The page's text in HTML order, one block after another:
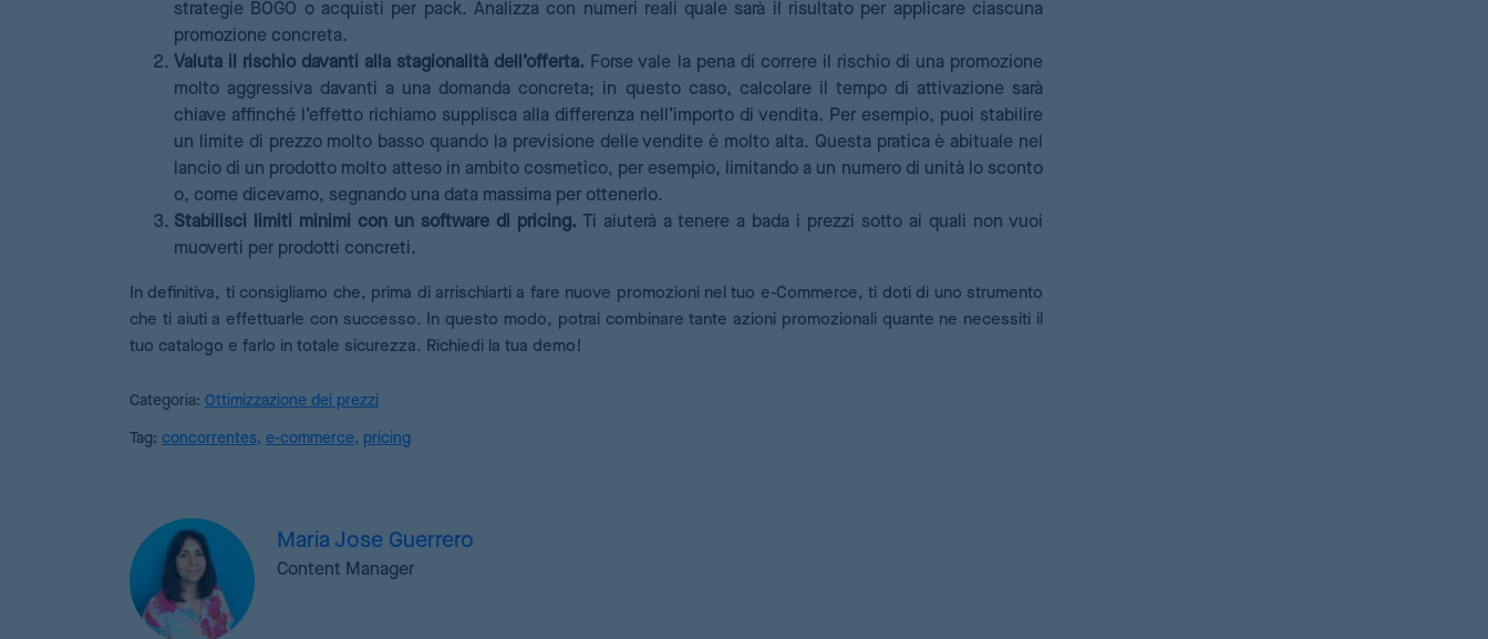
strategie BOGO o acquisti per pack. Analizza con numeri reali quale sarà il risultato per applicare ciascuna
promozione concreta.
Valuta il rischio davanti alla stagionalità dell’offerta. Forse vale la pena di correre il rischio di una promozione
molto aggressiva davanti a una domanda concreta; in questo caso, calcolare il tempo di attivazione sarà
chiave affinché l’effetto richiamo supplisca alla differenza nell’importo di vendita. Per esempio, puoi stabilire
un limite di prezzo molto basso quando la previsione delle vendite è molto alta. Questa pratica è abituale nel
lancio di un prodotto molto atteso in ambito cosmetico, per esempio, limitando a un numero di unità lo sconto
o, come dicevamo, segnando una data massima per ottenerlo.
Stabilisci limiti minimi con un software di pricing. Ti aiuterà a tenere a bada i prezzi sotto ai quali non vuoi
muoverti per prodotti concreti.
In definitiva, ti consigliamo che, prima di arrischiarti a fare nuove promozioni nel tuo e-Commerce, ti doti di uno strumento
che ti aiuti a effettuarle con successo. In questo modo, potrai combinare tante azioni promozionali quante ne necessiti il
tuo catalogo e farlo in totale sicurezza. Richiedi la tua demo!
Categoria: Ottimizzazione dei prezzi
Tag: concorrentes, e-commerce, pricing
Maria Jose Guerrero
Content Manager